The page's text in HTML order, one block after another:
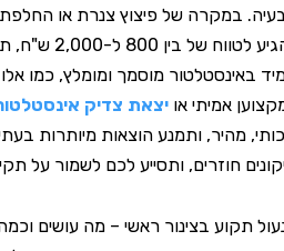
של פיצוץ צנרת או החלפת
להגיע לטווח של בין
מוסמך ומומלץ, כמו אלו
אמיתי אויצאת צדיק אינסטלטור.
מהיר, ותמנע הוצאות מיותרות בעתיד
חוזרים, ותסייע לכם לשמור על תקינות
בצינור ראשי – מה עושים וכמה זה